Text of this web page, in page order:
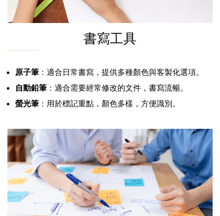
書寫工具
原子筆 ：適合日常書寫，提供多種顏色與客製化選項。
自動鉛筆 ：適合需要經常修改的文件，書寫流暢。
螢光筆 ：用於標記重點，顏色多樣，方便識別。